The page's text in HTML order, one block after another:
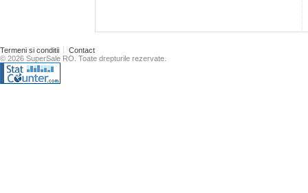
Termeni si conditii
Contact
© 2026 SuperSale RO. Toate drepturile rezervate.